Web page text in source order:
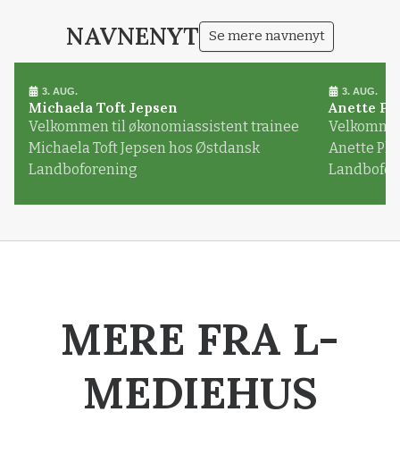
NAVNENYT Se mere navnenyt
3. AUG.
Michaela Toft Jepsen
Velkommen til økonomiassistent trainee
Michaela Toft Jepsen hos Østdansk
Landboforening
3. AUG.
Anette
Anette
MERE FRA L-
MEDIEHUS